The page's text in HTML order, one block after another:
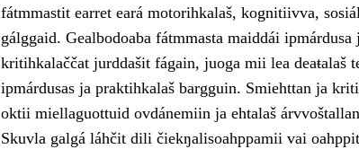
fátmmastit earret eará motorihkalaš, kognitiivva,
gálggaid. Gealbodoaba fátmmasta maiddái
kritihkalaččat jurddašit fágain, juoga mii lea deaŧalaš
ipmárdusas ja praktihkalaš bargguin. Smiehttan ja
oktii miellaguottuid ovdánemiin ja ehtalaš
Skuvla galgá láhčit dili čiekŋalisoahppamii vai